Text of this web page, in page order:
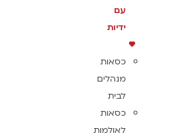
עם
ידיות
כסאות
מנהלים
לבית
כסאות
לאולמות